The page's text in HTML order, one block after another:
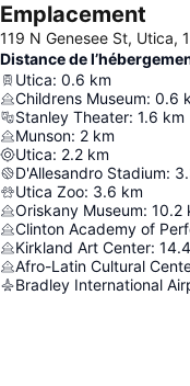
Emplacement
119 N Genesee St, Utica,
Distance de
Utica: 0.6 km
Childrens Museum: 0.6
Stanley Theater: 1.6 km
Munson: 2 km
Utica: 2.2 km
D'Allesandro Stadium:
Utica Zoo: 3.6 km
Oriskany Museum: 10.2
Clinton Academy of
Kirkland Art Center: 14.4
Afro-Latin Cultural
Bradley International